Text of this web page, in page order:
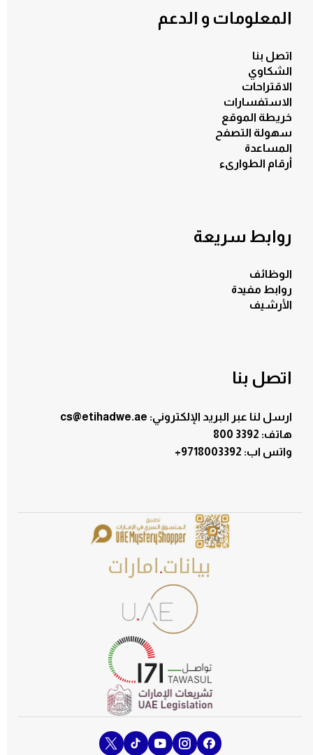
المعلومات و الدعم
اتصل بنا
الشكاوي
الاقتراحات
الاستفسارات
خريطة الموقع
سهولة التصفح
المساعدة
أرقام الطوارىء
روابط سريعة
الوظائف
روابط مفيدة
الأرشيف
اتصل بنا
ارسل لنا عبر البريد الإلكتروني: cs@etihadwe.ae
هاتف: 3392 800
+9718003392 :واتس اب